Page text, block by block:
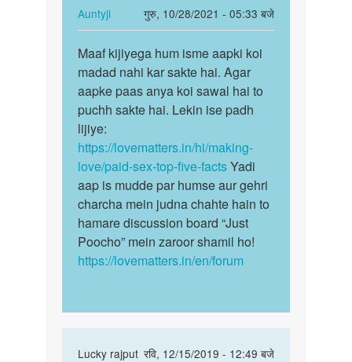
कमाना…
by
Lokesh
Auntyji
गुरु, 10/28/2021 - 05:33 बजे
In
reply
to
Sex
karke
paise
by
Mahajan
Maaf
kijiyega
hum
isme
aapki…
Maaf kijiyega hum isme aapki koi
madad nahi kar sakte hai. Agar
aapke paas anya koi sawal hai to
puchh sakte hai. Lekin ise padh
lijiye:
https://lovematters.in/hi/making-
love/paid-sex-top-five-factsYadi
aap is mudde par humse aur gehri
charcha mein judna chahte hain to
hamare discussion board “Just
Poocho” mein zaroor shamil ho!
https://lovematters.in/en/forum
Lucky rajput रवि, 12/15/2019 - 12:49 बजे
In